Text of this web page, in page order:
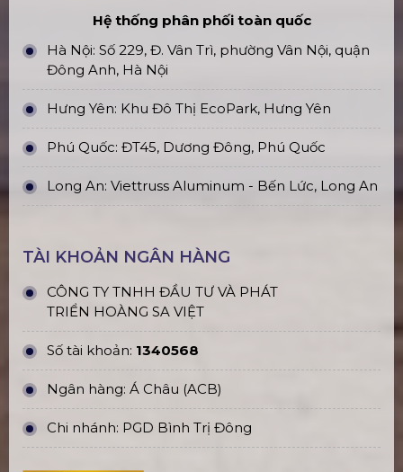
Hệ thống phân phối toàn quốc
Hà Nội: Số 229, Đ. Vân Trì, phường Vân Nội, quận
Đông Anh, Hà Nội
Hưng Yên: Khu Đô Thị EcoPark, Hưng Yên
Phú Quốc: ĐT45, Dương Đông, Phú Quốc
Long An: Viettruss Aluminum - Bến Lức, Long An
TÀI KHOẢN NGÂN HÀNG
CÔNG TY TNHH ĐẦU TƯ VÀ PHÁT
TRIỂN HOÀNG SA VIỆT
Số tài khoản: 1340568
Ngân hàng: Á Châu (ACB)
Chi nhánh: PGD Bình Trị Đông